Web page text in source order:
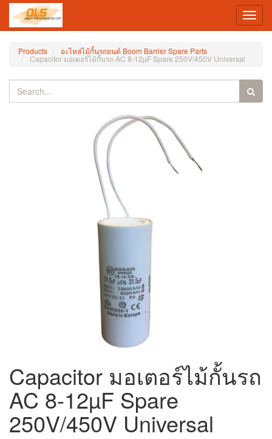
Products อะไหล่ไม้กั้นรถยนต์ Boom Barrier Spare Parts
Capacitor มอเตอร์ไม้กั้นรถ AC 8-12µF Spare 250V/450V Universal
Capacitor มอเตอร์ไม้กั้นรถ
AC 8-12µF Spare
250V/450V Universal